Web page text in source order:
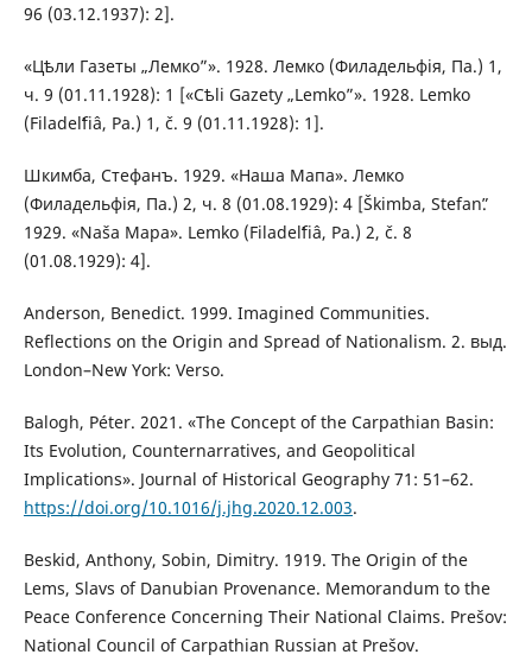
96 (03.12.1937): 2].
«Цѣли Газеты „Лемко”». 1928. Лемко (Филадельфія, Па.) 1,
ч. 9 (01.11.1928): 1 [«Cѣli Gazety „Lemko”». 1928. Lemko
(Filadelʹfіâ, Pa.) 1, č. 9 (01.11.1928): 1].
Шкимба, Стефанъ. 1929. «Наша Мапа». Лемко
(Филадельфія, Па.) 2, ч. 8 (01.08.1929): 4 [Škimba, Stefanʺ.
1929. «Naša Mapa». Lemko (Filadelʹfіâ, Pa.) 2, č. 8
(01.08.1929): 4].
Anderson, Benedict. 1999. Imagined Communities.
Reflections on the Origin and Spread of Nationalism. 2. выд.
London–New York: Verso.
Balogh, Péter. 2021. «The Concept of the Carpathian Basin:
Its Evolution, Counternarratives, and Geopolitical
Implications». Journal of Historical Geography 71: 51–62.
https://doi.org/10.1016/j.jhg.2020.12.003.
Beskid, Anthony, Sobin, Dimitry. 1919. The Origin of the
Lems, Slavs of Danubian Provenance. Memorandum to the
Peace Conference Concerning Their National Claims. Prešov:
National Council of Carpathian Russian at Prešov.